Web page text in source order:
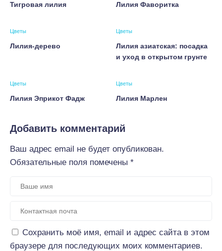
Тигровая лилия Лилия Фаворитка
Цветы
Лилия-дерево
Цветы
Лилия азиатская: посадка
и уход в открытом грунте
Цветы
Лилия Эприкот Фадж
Цветы
Лилия Марлен
Добавить комментарий
Ваш адрес email не будет опубликован.
Обязательные поля помечены *
Сохранить моё имя, email и адрес сайта в этом
браузере для последующих моих комментариев.